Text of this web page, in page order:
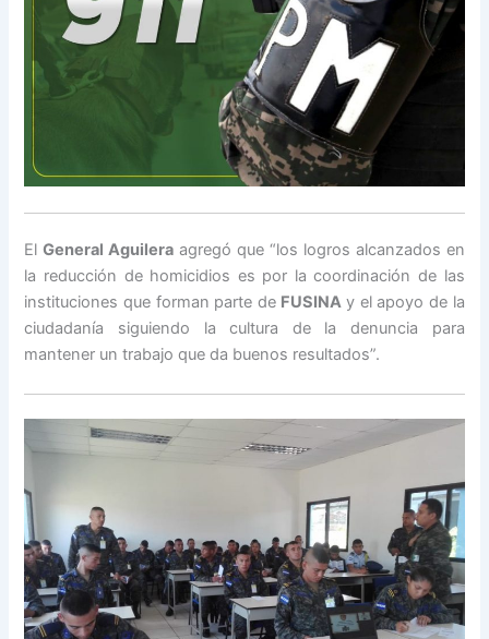
ElGeneral Aguilera agregó que “los logros alcanzados en
la reducción de homicidios es por la coordinación de las
instituciones que forman parte deFUSINAy el apoyo de la
ciudadanía siguiendo la cultura de la denuncia para
mantener un trabajo que da buenos resultados”.